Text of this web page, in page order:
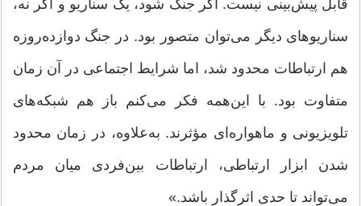
قابل پیش‌بینی نیست. اگر جنگ شود، یک سناریو و اگر نه،
سناریوهای دیگر می‌توان متصور بود. در جنگ دوازده‌روزه
هم ارتباطات محدود شد، اما شرایط اجتماعی در آن زمان
متفاوت بود. با این‌همه فکر می‌کنم باز هم شبکه‌های
تلویزیونی و ماهواره‌ای مؤثرند. به‌علاوه، در زمان محدود
شدن ابزار ارتباطی، ارتباطات بین‌فردی میان مردم
می‌تواند تا حدی اثرگذار باشد.»